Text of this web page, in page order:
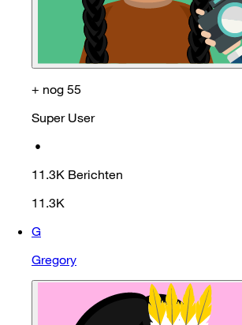
+ nog 55
Super User
•
11.3K Berichten
11.3K
G
Gregory